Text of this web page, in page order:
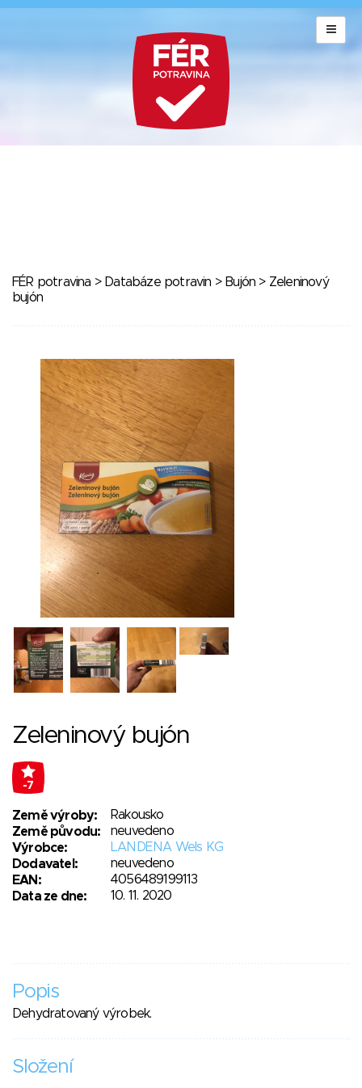
FÉR potravina > Databáze potravin > Bujón > Zeleninový
bujón
Zeleninový bujón
-7
Země výroby:
Rakousko
Země původu:
neuvedeno
Výrobce:
LANDENA Wels KG
Dodavatel:
neuvedeno
EAN:
4056489199113
Data ze dne:
10. 11. 2020
Popis
Dehydratovaný výrobek.
Složení